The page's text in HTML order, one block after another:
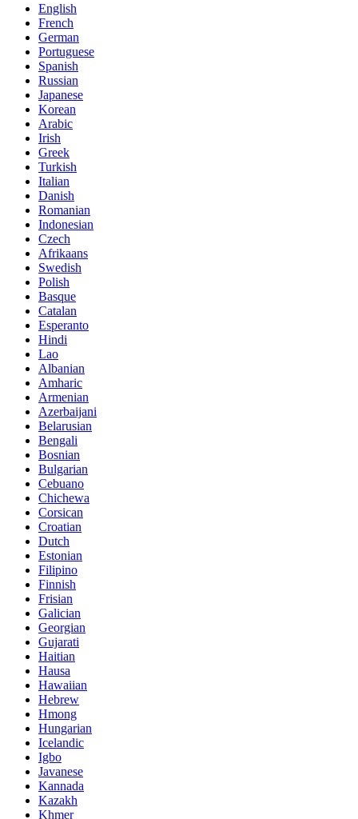
English
French
German
Portuguese
Spanish
Russian
Japanese
Korean
Arabic
Irish
Greek
Turkish
Italian
Danish
Romanian
Indonesian
Czech
Afrikaans
Swedish
Polish
Basque
Catalan
Esperanto
Hindi
Lao
Albanian
Amharic
Armenian
Azerbaijani
Belarusian
Bengali
Bosnian
Bulgarian
Cebuano
Chichewa
Corsican
Croatian
Dutch
Estonian
Filipino
Finnish
Frisian
Galician
Georgian
Gujarati
Haitian
Hausa
Hawaiian
Hebrew
Hmong
Hungarian
Icelandic
Igbo
Javanese
Kannada
Kazakh
Khmer